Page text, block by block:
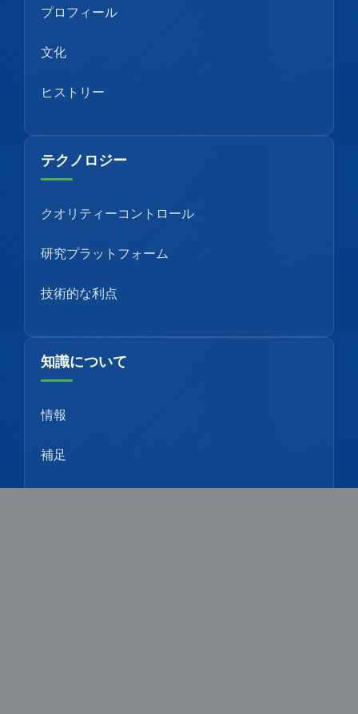
プロフィール
文化
ヒストリー
テクノロジー
クオリティーコントロール
研究プラットフォーム
技術的な利点
知識について
情報
補足